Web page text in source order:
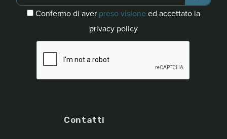
Confermo di aver preso visione ed accettato la
privacy policy
Contatti